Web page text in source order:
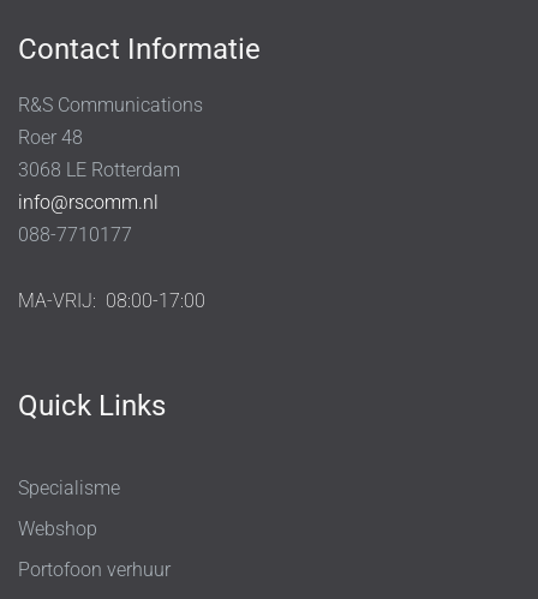
Contact Informatie
R&S Communications
Roer 48
3068 LE Rotterdam
info@rscomm.nl
088-7710177
MA-VRIJ: 08:00-17:00
Quick Links
Specialisme
Webshop
Portofoon verhuur